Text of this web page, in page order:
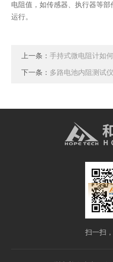
电阻值，如传感器、执行器等
运行。
上一条：手持式微电阻计如
下一条： 多路电池内阻测试
扫一扫